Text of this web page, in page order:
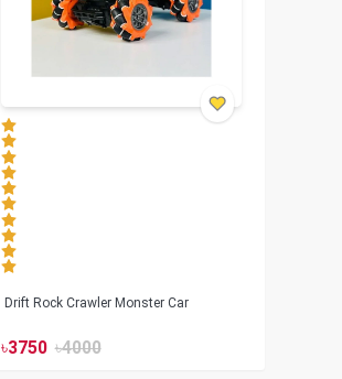
Drift Rock Crawler Monster Car
৳3750 ৳4000